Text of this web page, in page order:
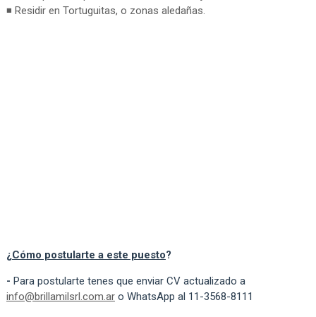
◾ Residir en Tortuguitas, o zonas aledañas.
¿ Cómo postularte a este puesto?
- Para postularte tenes que enviar CV actualizado a
info@brillamilsrl.com.aro WhatsApp al 11-3568-8111